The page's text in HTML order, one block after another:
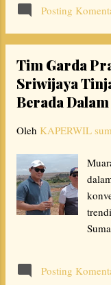
bagi
dan
Posting
Tim Garda
Sriwijaya
Berada
Oleh KAPERWIL
Posting